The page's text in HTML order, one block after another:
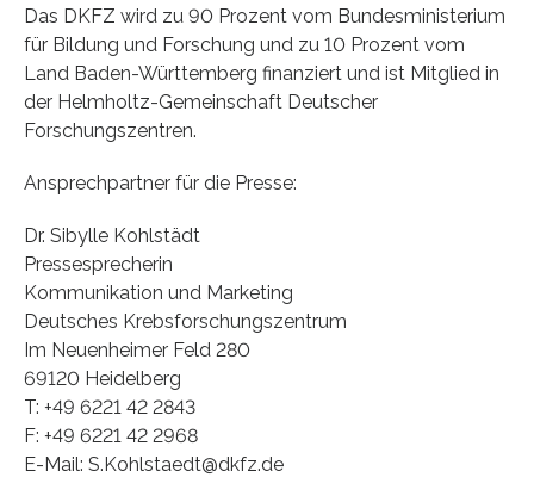
Das DKFZ wird zu 90 Prozent vom Bundesministerium
für Bildung und Forschung und zu 10 Prozent vom
Land Baden-Württemberg finanziert und ist Mitglied in
der Helmholtz-Gemeinschaft Deutscher
Forschungszentren.
Ansprechpartner für die Presse:
Dr. Sibylle Kohlstädt
Pressesprecherin
Kommunikation und Marketing
Deutsches Krebsforschungszentrum
Im Neuenheimer Feld 280
69120 Heidelberg
T: +49 6221 42 2843
F: +49 6221 42 2968
E-Mail: S.Kohlstaedt@dkfz.de